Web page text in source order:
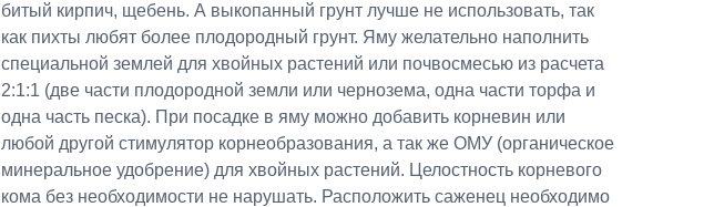
битый кирпич, щебень. А выкопанный грунт лучше не использовать, так
как пихты любят более плодородный грунт. Яму желательно наполнить
специальной землей для хвойных растений или почвосмесью из расчета
2:1:1 (две части плодородной земли или чернозема, одна части торфа и
одна часть песка). При посадке в яму можно добавить корневин или
любой другой стимулятор корнеобразования, а так же ОМУ (органическое
минеральное удобрение) для хвойных растений. Целостность корневого
кома без необходимости не нарушать. Расположить саженец необходимо